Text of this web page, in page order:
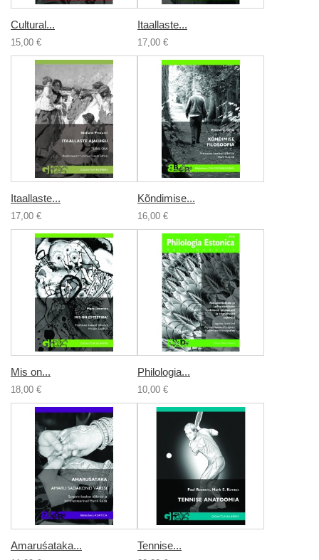
Cultural...
15,00 €
Itaallaste...
17,00 €
Itaallaste...
17,00 €
Kõndimise...
16,00 €
Mis on...
18,00 €
Philologia...
10,00 €
Amaruśataka... Tennise...